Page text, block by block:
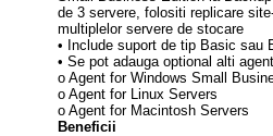
de 3 servere, folositi replicare
multiplelor servere de stocare
• Include suport de tip Basic sau
• Se pot adauga optional alti
o Agent for Windows Small
o Agent for Linux Servers
o Agent for Macintosh Servers
Beneficii